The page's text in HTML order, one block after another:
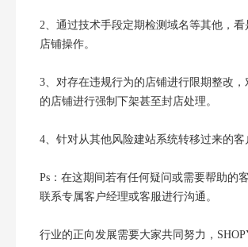
2、通过技术手段定期检测域名等其他，
店铺操作。
3、对存在违规行为的店铺进行限期整改，
的店铺进行强制下架甚至封店处理。
4、针对从其他风险建站系统转移过来的客
Ps：在这期间若有任何疑问或需要帮助的
联系专属客户经理或客服进行沟通。
行业的正向发展需要大家共同努力，